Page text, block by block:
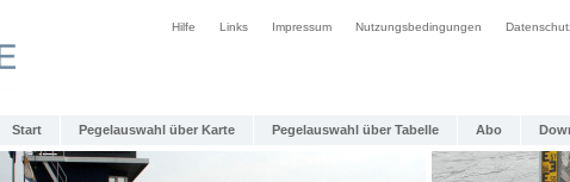
Hilfe Links Impressum Nutzungsbedingungen
Start Pegelauswahl über Karte Pegelauswahl über Tabelle Abo